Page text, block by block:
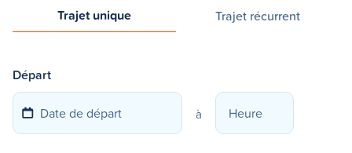
Trajet unique Trajet récurrent
Départ
à